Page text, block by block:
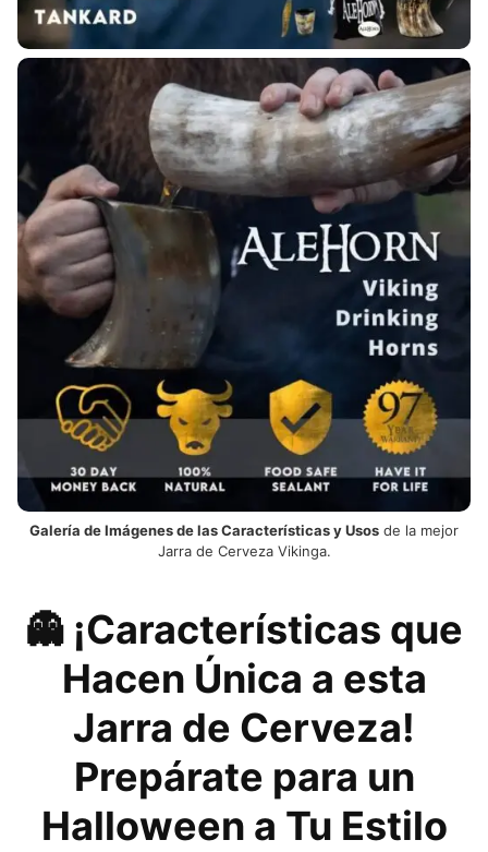
Galería de Imágenes de las Características y Usos de la mejor
Jarra de Cerveza Vikinga.
👻 ¡Características que
Hacen Única a esta
Jarra de Cerveza!
Prepárate para un
Halloween a Tu Estilo